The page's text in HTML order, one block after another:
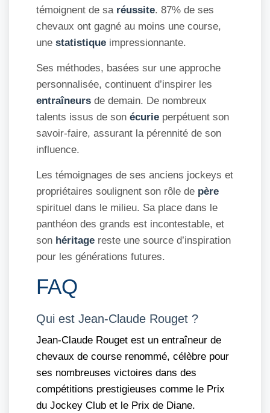
témoignent de sa réussite. 87% de ses
chevaux ont gagné au moins une course,
une statistique impressionnante.
Ses méthodes, basées sur une approche
personnalisée, continuent d’inspirer les
entraîneurs de demain. De nombreux
talents issus de son écurie perpétuent son
savoir-faire, assurant la pérennité de son
influence.
Les témoignages de ses anciens jockeys et
propriétaires soulignent son rôle de père
spirituel dans le milieu. Sa place dans le
panthéon des grands est incontestable, et
son héritage reste une source d’inspiration
pour les générations futures.
FAQ
Qui est Jean-Claude Rouget ?
Jean-Claude Rouget est un entraîneur de
chevaux de course renommé, célèbre pour
ses nombreuses victoires dans des
compétitions prestigieuses comme le Prix
du Jockey Club et le Prix de Diane.